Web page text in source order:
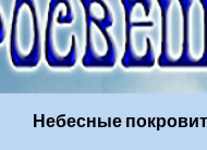
Небесные